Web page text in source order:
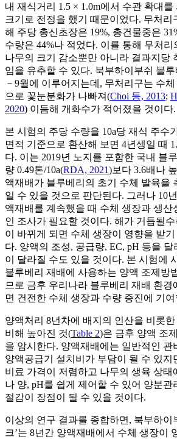
내 재식거리 1.5 × 1.0m에서 수관 확대
크기로 전정을 했기 때문이었다. 무처리
해 주당 총신초장은 19%, 총건물중은
수량은 44%나 적었다. 이를 통해 무처
나무의 크기 감소뿐만 아니라 결과지당
임을 유추할 수 있다. 북부하이부쉬 블
－9월에 이루어지는데, 무처리구는 수
으로 꽃눈분화가 나빠져(Choi 등, 2013;
2020) 이듬해 개화수가 적어졌을 것이다.
본 시험의 주당 수량을 10a당 재식 주수
면적 기준으로 환산해 보면 4년생일 때
다. 이는 2019년 노지를 포함한 국내 블
량 0.49톤/10a(RDA, 2021)보다 3.6배나
액재배가 블루베리의 초기 수체 발육을
일 수 있을 것으로 판단된다. 그러나 10
액재배를 계속했을 때 수체 생장과 생산
인 조사가 필요할 것이다. 해가 거듭될
이 바뀌게 되면 수체 생장이 영향을 받
다. 양액의 조성, 공급량, EC, pH 등을
이 달라질 수도 있을 것이다. 본 시험에
블루베리 재배에 사용하는 양액 조제방
므로 금후 우리나라 블루베리 재배 환경
면 건전한 수체 생장과 수량 증진에 기
양액처리 8년차에 배지의 인산을 비롯한
비해 높아진 것(Table 2)은 금후 양액 조
을 암시한다. 양액재배에는 일반적인 관
양액공급기 설치비가 부담이 될 수 있지
비료 가격이 저렴하고 나무의 생육 상태
나 양, pH를 쉽게 제어할 수 있어 양분관
절감이 장점이 될 수 있을 것이다.
이상의 연구 결과를 종합하면, 북부하이
크’는 8년간 양액재배에서 수체 생장이